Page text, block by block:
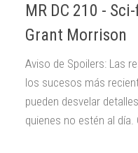
MR DC 210 -
Grant Morrison
Aviso de Spoilers: Las
los sucesos más
pueden desvelar
quienes no estén al